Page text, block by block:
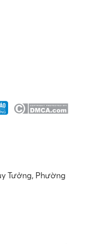
Tưởng, Phường